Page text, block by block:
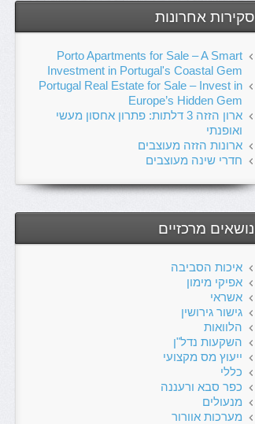
סקירות אחרונות
Porto Apartments for Sale – A Smart
Investment in Portugal's Coastal Gem
Portugal Real Estate for Sale – Invest in
Europe’s Hidden Gem
ארון הזזה 3 דלתות: פתרון אחסון מעשי
ואופנתי
ארונות הזזה מעוצבים
חדרי שינה מעוצבים
נושאים מרכזיים
איכות הסביבה
אפיקי מימון
אשראי
גישור גירושין
הלוואות
השקעות נדל"ן
ייעוץ מס מקצועי
כללי
כפר סבא ורעננה
מנעולים
מערכות אוורור